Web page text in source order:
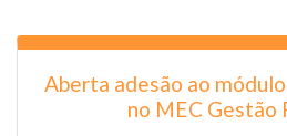
Aberta adesão ao
no MEC Gestão